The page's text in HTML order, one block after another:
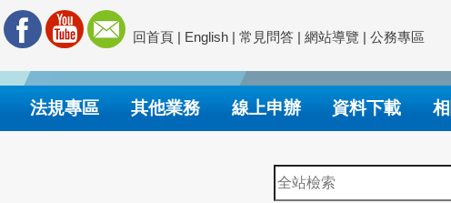
回首頁 | English | 常見問答 | 網站導覽 | 公務專區
法規專區 其他業務 線上申辦 資料下載
全
站